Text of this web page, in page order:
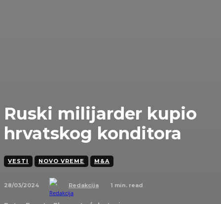
Ruski milijarder kupio
hrvatskog konditora
VESTI NOVO VREME M&A
28/03/2024 Redakcija 1 min. read